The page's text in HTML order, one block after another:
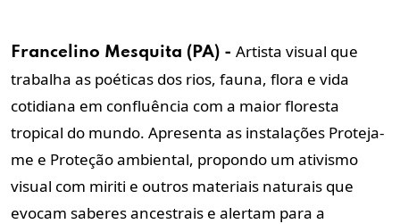
Francelino Mesquita (PA) - Artista visual que
trabalha as poéticas dos rios, fauna, flora e vida
cotidiana em confluência com a maior floresta
tropical do mundo. Apresenta as instalações Proteja-
me e Proteção ambiental, propondo um ativismo
visual com miriti e outros materiais naturais que
evocam saberes ancestrais e alertam para a